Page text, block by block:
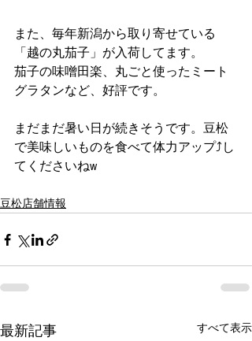
また、毎年新潟から取り寄せている
「越の丸茄子」が入荷してます。
茄子の味噌田楽、丸ごと使ったミート
グラタンなど、好評です。
まだまだ暑い日が続きそうです。豆松
で美味しいものを食べて体力アップ⤴️し
てくださいねw
豆松店舗情報
最新記事 すべて表示